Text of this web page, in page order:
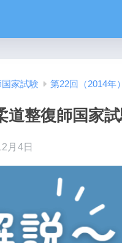
家試験 第22回（2014年）
整復師国家試
月4日